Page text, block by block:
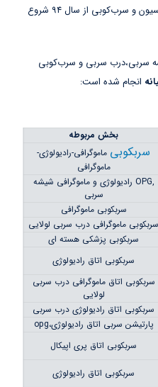
برابر اشعه مراکز تصویربرداری و ایزولاسیون و سرب‌کوبی از سال ۹۴ شروع
سربی،درب سربی و سرب‌کوبی
انجام شده است:
بخش مربوطه
سربکوبی ماموگرافی-رادیولوژی-
ماموگرافی
,OPG رادیولوژی و ماموگرافی شیشه
سربی
سربکوبی ماموگرافی
سربکوبی ماموگرافی درب سربی لولایی
سربکوبی پزشکی هسته ای
سربکوبی اتاق رادیولوژی
سربکوبی اتاق ماموگرافی درب سربی
لولایی
سربکوبی اتاق رادیولوژی درب سربی
پارتیشن سربی اتاق رادیولوژی،opg
سربکوبی اتاق پری اپیکال
سربکوبی اتاق رادیولوژی